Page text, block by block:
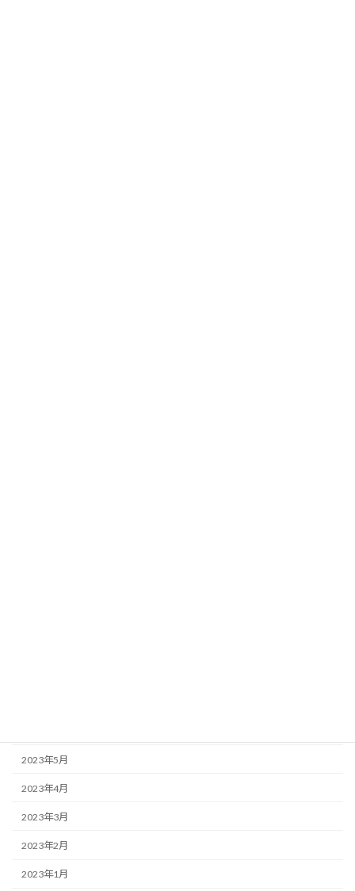
2023年5月
2023年4月
2023年3月
2023年2月
2023年1月